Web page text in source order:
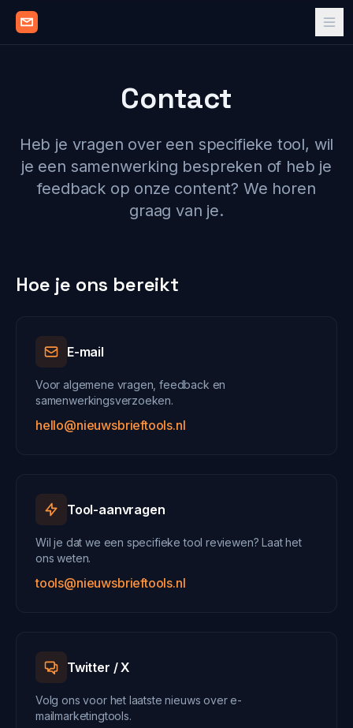
Contact
Heb je vragen over een specifieke tool, wil
je een samenwerking bespreken of heb je
feedback op onze content? We horen
graag van je.
Hoe je ons bereikt
E-mail
Voor algemene vragen, feedback en
samenwerkingsverzoeken.
hello@nieuwsbrieftools.nl
Tool-aanvragen
Wil je dat we een specifieke tool reviewen? Laat het
ons weten.
tools@nieuwsbrieftools.nl
Twitter / X
Volg ons voor het laatste nieuws over e-
mailmarketingtools.